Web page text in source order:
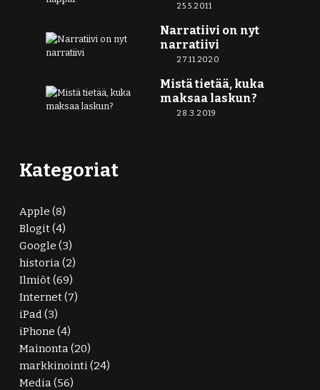
25.5.2011
Narratiivi on nyt
narratiivi
27.11.2020
Mistä tietää, kuka
maksaa laskun?
28.3.2019
Kategoriat
Apple (8)
Blogit(4)
Google (3)
historia (2)
Ilmiöt(69)
Internet(7)
iPad (3)
iPhone (4)
Mainonta (20)
markkinointi (24)
Media (56)